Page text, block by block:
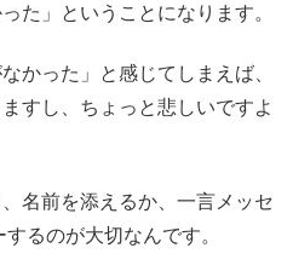
た」ということになります。
かった」と感じてしまえば、
すし、ちょっと悲しいですよ
名前を添えるか、一言メッセ
るのが大切なんです。